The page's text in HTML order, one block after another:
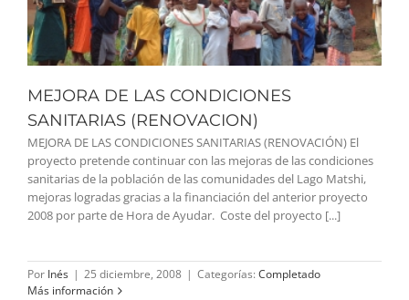
MEJORA DE LAS CONDICIONES
SANITARIAS (RENOVACION)
MEJORA DE LAS CONDICIONES SANITARIAS (RENOVACIÓN) El
proyecto pretende continuar con las mejoras de las condiciones
sanitarias de la población de las comunidades del Lago Matshi,
mejoras logradas gracias a la financiación del anterior proyecto
2008 por parte de Hora de Ayudar. Coste del proyecto [...]
Por Inés | 25 diciembre, 2008 | Categorías: Completado
Más información